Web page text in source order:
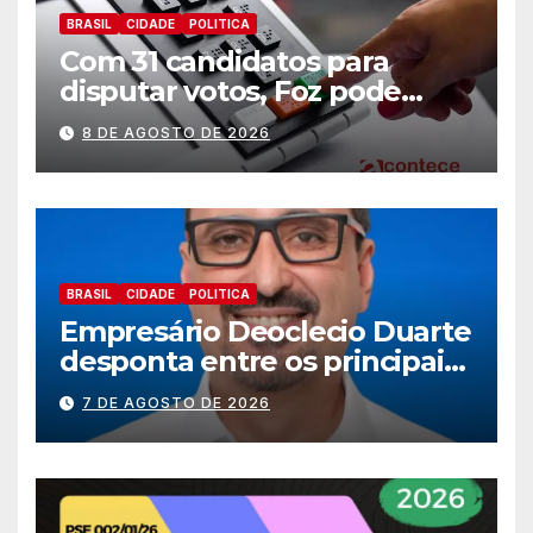
BRASIL CIDADE POLITICA
Com 31 candidatos para
disputar votos, Foz pode
perder representatividade
8 DE AGOSTO DE 2026
BRASIL CIDADE POLITICA
Empresário Deoclecio Duarte
desponta entre os principais
nomes do União Brasil para
deputado estadual
7 DE AGOSTO DE 2026